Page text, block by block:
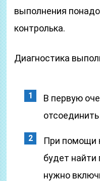
выполнения
контролька.
Диагностика
В первую
При помощи
будет
нужно